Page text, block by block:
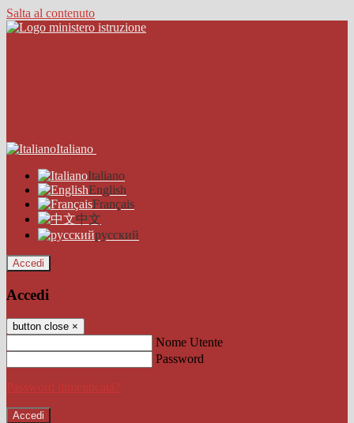
Salta al contenuto
Italiano
Italiano
English
Français
中文
русский
Accedi
Accedi
button close ×
Nome Utente
Password
Password dimenticata?